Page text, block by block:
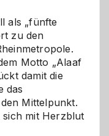
als „fünfte
zu den
Motto „Alaaf
damit die
das
Mittelpunkt.
sich mit Herzblut